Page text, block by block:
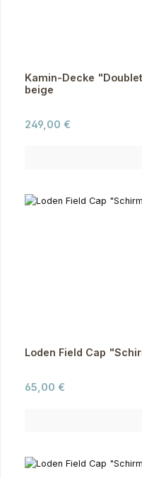
Kamin-Decke
beige
Regulärer Preis:
249,00 €
Loden Field Cap
Regulärer Preis:
65,00 €